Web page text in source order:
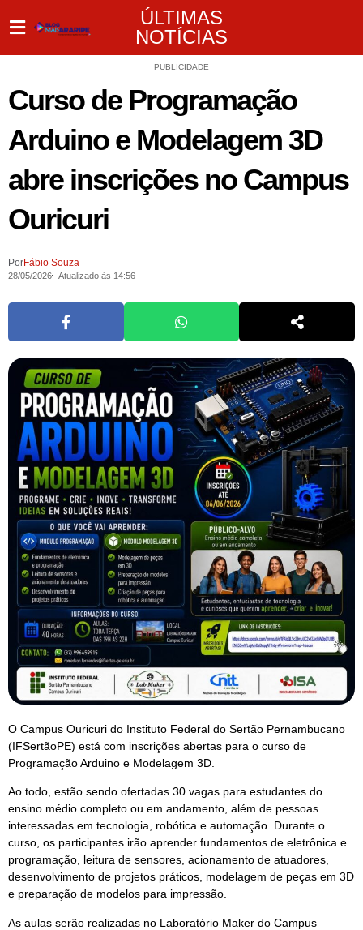
ÚLTIMAS
NOTÍCIAS
PUBLICIDADE
Curso de Programação
Arduino e Modelagem 3D
abre inscrições no Campus
Ouricuri
PorFábio Souza
28/05/2026 Atualizado às 14:56
O Campus Ouricuri do Instituto Federal do Sertão Pernambucano
(IFSertãoPE) está com inscrições abertas para o curso de
Programação Arduino e Modelagem 3D.
Ao todo, estão sendo ofertadas 30 vagas para estudantes do
ensino médio completo ou em andamento, além de pessoas
interessadas em tecnologia, robótica e automação. Durante o
curso, os participantes irão aprender fundamentos de eletrônica e
programação, leitura de sensores, acionamento de atuadores,
desenvolvimento de projetos práticos, modelagem de peças em 3D
e preparação de modelos para impressão.
As aulas serão realizadas no Laboratório Maker do Campus